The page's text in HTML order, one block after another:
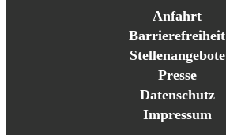
Anfahrt
Barrierefreiheit
Stellenangebote
Presse
Datenschutz
Impressum